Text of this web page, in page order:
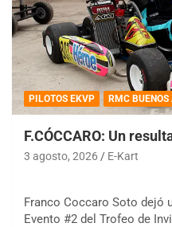
PILOTOS EKVP RMC BUENOS
F.CÓCCARO: Un
3 agosto, 2026 E-Kart
Franco Coccaro Soto dejó
Evento #2 del Trofeo de